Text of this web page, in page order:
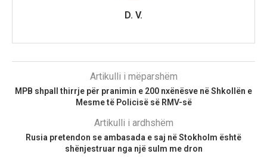
D. V.
Artikulli i mëparshëm
MPB shpall thirrje për pranimin e 200 nxënësve në Shkollën e
Mesme të Policisë së RMV-së
Artikulli i ardhshëm
Rusia pretendon se ambasada e saj në Stokholm është
shënjestruar nga një sulm me dron